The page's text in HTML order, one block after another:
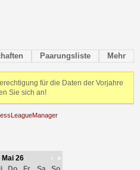
Paarungsliste Mehr
für die Daten der Vorjahre
Sie sich an!
Mai 26 ›
»